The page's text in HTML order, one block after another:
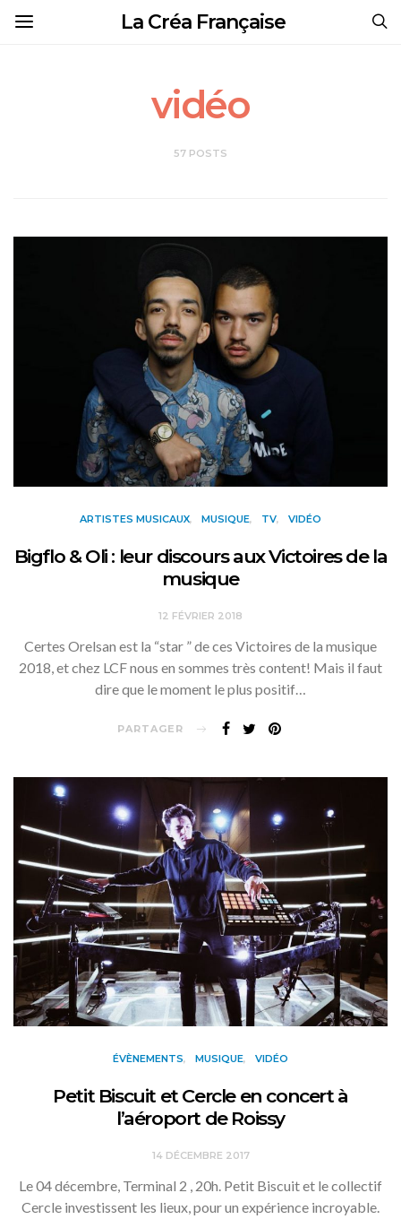
La Créa Française
vidéo
57 POSTS
ARTISTES MUSICAUX MUSIQUE TV VIDÉO
Bigflo & Oli : leur discours aux Victoires de la
musique
12 FÉVRIER 2018
Certes Orelsan est la “star ” de ces Victoires de la musique
2018, et chez LCF nous en sommes très content! Mais il faut
dire que le moment le plus positif…
PARTAGER
ÉVÈNEMENTS MUSIQUE VIDÉO
Petit Biscuit et Cercle en concert à
l’aéroport de Roissy
14 DÉCEMBRE 2017
Le 04 décembre, Terminal 2 , 20h. Petit Biscuit et le collectif
Cercle investissent les lieux, pour un expérience incroyable.